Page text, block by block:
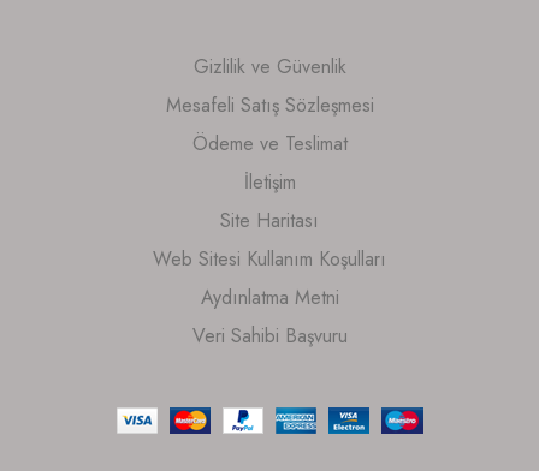
Gizlilik ve Güvenlik
Mesafeli Satış Sözleşmesi
Ödeme ve Teslimat
İletişim
Site Haritası
Web Sitesi Kullanım Koşulları
Aydınlatma Metni
Veri Sahibi Başvuru